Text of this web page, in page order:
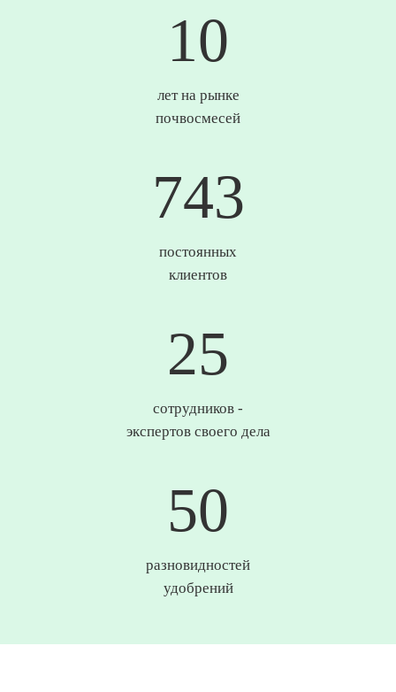
10
лет на рынке
почвосмесей
748
постоянных
клиентов
25
сотрудников -
экспертов своего дела
50
разновидностей
удобрений